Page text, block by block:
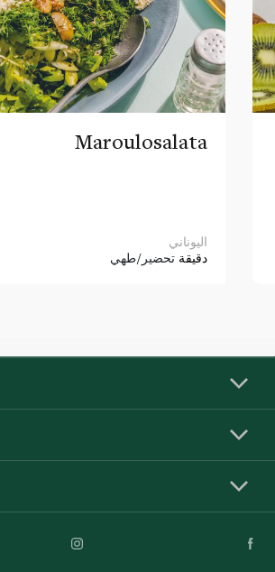
Maroulosalata
اليوناني
دقيقة تحضير/طهي